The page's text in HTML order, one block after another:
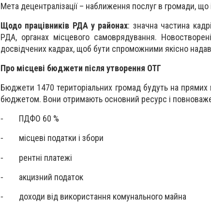
Мета децентралізації – наближення послуг в громади, що
Щодо працівників РДА у районах: значна частина
РДА, органах місцевого самоврядування.
досвідчених кадрах, щоб бути спроможними якісно
Про місцеві бюджети після утворення ОТГ
Бюджети 1470 територіальних громад будуть на
бюджетом. Вони отримають основний ресурс і
⁃ ПДФО 60 %
⁃ місцеві податки і збори
⁃ рентні платежі
⁃ акцизний податок
⁃ доходи від використання комунального майна